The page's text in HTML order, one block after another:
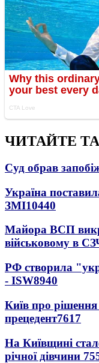
ЧИТАЙТЕ
Суд обрав
Україна
ЗМІ10440
Майора ВСП
військовому в
РФ створила
- ISW8940
Київ про
прецедент7617
На Київщині
річної дівчини